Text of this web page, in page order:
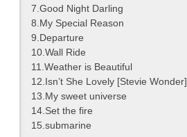
7.Good Night Darling
8.My Special Reason
9.Departure
10.Wall Ride
11.Weather is Beautiful
12.Isn’t She Lovely [Stevie Wonder]
13.My sweet universe
14.Set the fire
15.submarine